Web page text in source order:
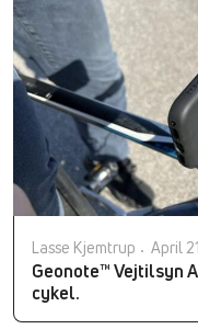
Lasse Kjemtrup April
Geonote™ Vejtilsyn
cykel.